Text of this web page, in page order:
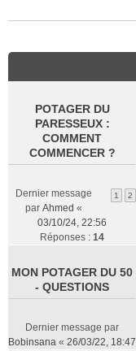
POTAGER DU
PARESSEUX :
COMMENT
COMMENCER ?
1 2
Dernier message
par Ahmed «
03/10/24, 22:56
Réponses : 14
MON POTAGER DU 50
- QUESTIONS
Dernier message par
Bobinsana « 26/03/22, 18:47